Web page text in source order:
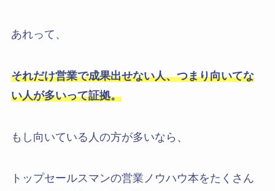
あれって、
それだけ営業で成果出せない人、つまり向いてな
い人が多いって証拠。
もし向いている人の方が多いなら、
トップセールスマンの営業ノウハウ本をたくさん